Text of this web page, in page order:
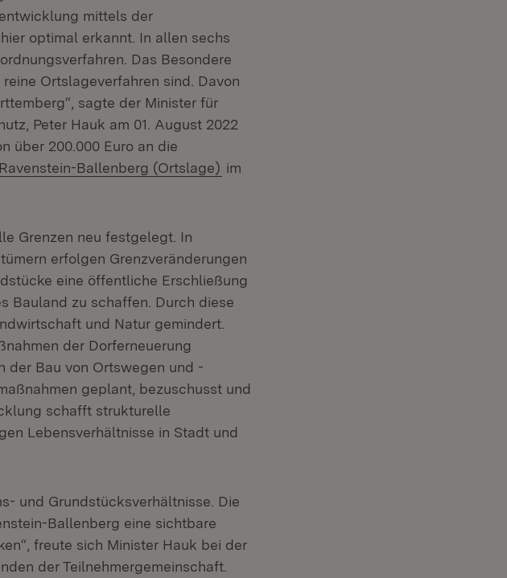
mittels der
optimal erkannt. In allen sechs
Das Besondere
Ortslageverfahren sind. Davon
sagte der Minister für
Peter Hauk am 01. August 2022
über 200.000 Euro an die
Ballenberg (Ortslage) (Öffnet in neuem Fenster)
im
Grenzen neu festgelegt. In
erfolgen Grenzveränderungen
eine öffentliche Erschließung
Bauland zu schaffen. Durch diese
und Natur gemindert.
der Dorferneuerung
der Bau von Ortswegen und -
geplant, bezuschusst und
schafft strukturelle
Lebensverhältnisse in Stadt und
und Grundstücksverhältnisse. Die
Ballenberg eine sichtbare
freute sich Minister Hauk bei der
der Teilnehmergemeinschaft.